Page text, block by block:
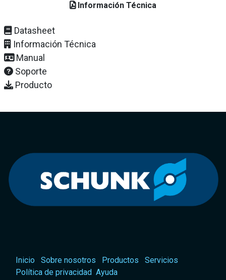
Información Técnica
Datasheet
Información Técnica
Manual
Soporte
Producto
Inicio Sobre nosotros Productos
Servicios
Política de privacidad Ayuda